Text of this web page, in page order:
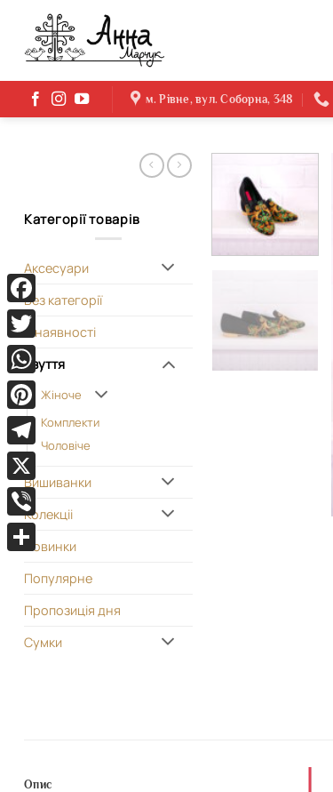
content
м. Рівне, вул. Соборна, 348
Категорії товарів
Аксесуари
Без категорії
В наявності
Взуття
Жіноче
Комплекти
Чоловіче
Вишиванки
Колекціі
Новинки
Популярне
Пропозиція дня
Сумки
Опис
Facebook
Twitter
WhatsApp
Pinterest
Telegram
X
Viber